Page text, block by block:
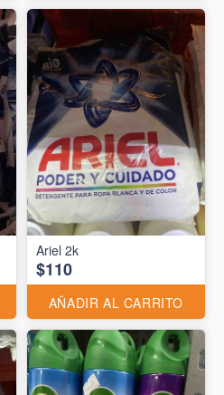
Ariel 2k
$110
AÑADIR AL CARRITO